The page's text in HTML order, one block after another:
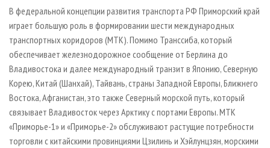
В федеральной концепции развития транспорта РФ Приморский край
играет большую роль в формировании шести международных
транспортных коридоров (МТК). Помимо Транссиба, который
обеспечивает железнодорожное сообщение от Берлина до
Владивостока и далее международный транзит в Японию, Северную
Корею, Китай (Шанхай), Тайвань, страны Западной Европы, Ближнего
Востока, Афганистан, это также Северный морской путь, который
связывает Владивосток через Арктику с портами Европы. МТК
«Приморье­-1» и «Приморье­-2» обслуживают растущие потребности
торговли с китайскими провинциями Цзилинь и Хэйлунцзян, морскими